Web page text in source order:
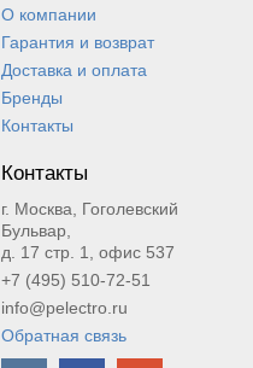
О компании
Гарантия и возврат
Доставка и оплата
Бренды
Контакты
Контакты
г. Москва, Гоголевский
Бульвар,
д. 17 стр. 1, офис 537
+7 (495) 510-72-51
info@pelectro.ru
Обратная связь